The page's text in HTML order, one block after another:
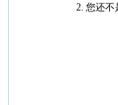
您还不